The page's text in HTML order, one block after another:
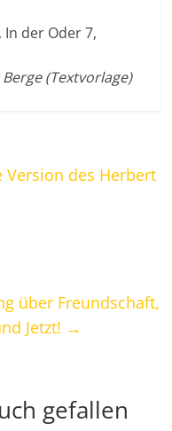
In der Oder 7,
(Textvorlage)
Version des Herbert
über Freundschaft,
Jetzt! →
gefallen